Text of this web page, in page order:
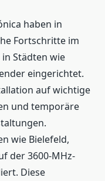
haben in
Fortschritte im
Städten wie
eingerichtet.
auf wichtige
und temporäre
wie Bielefeld,
der 3600-MHz-
Diese